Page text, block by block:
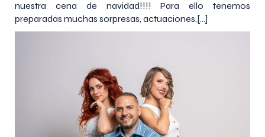
nuestra cena de navidad!!!! Para ello tenemos
preparadas muchas sorpresas, actuaciones,[…]